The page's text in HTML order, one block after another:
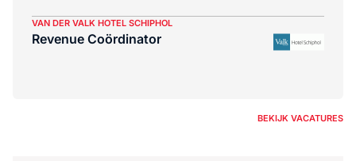
VAN DER VALK HOTEL SCHIPHOL
Revenue Coördinator
BEKIJK VACATURES